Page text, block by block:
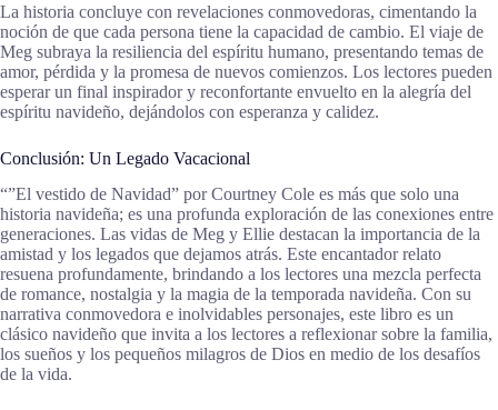
La historia concluye con revelaciones conmovedoras, cimentando la
noción de que cada persona tiene la capacidad de cambio. El viaje de
Meg subraya la resiliencia del espíritu humano, presentando temas de
amor, pérdida y la promesa de nuevos comienzos. Los lectores pueden
esperar un final inspirador y reconfortante envuelto en la alegría del
espíritu navideño, dejándolos con esperanza y calidez.
Conclusión: Un Legado Vacacional
“”El vestido de Navidad” por Courtney Cole es más que solo una
historia navideña; es una profunda exploración de las conexiones entre
generaciones. Las vidas de Meg y Ellie destacan la importancia de la
amistad y los legados que dejamos atrás. Este encantador relato
resuena profundamente, brindando a los lectores una mezcla perfecta
de romance, nostalgia y la magia de la temporada navideña. Con su
narrativa conmovedora e inolvidables personajes, este libro es un
clásico navideño que invita a los lectores a reflexionar sobre la familia,
los sueños y los pequeños milagros de Dios en medio de los desafíos
de la vida.